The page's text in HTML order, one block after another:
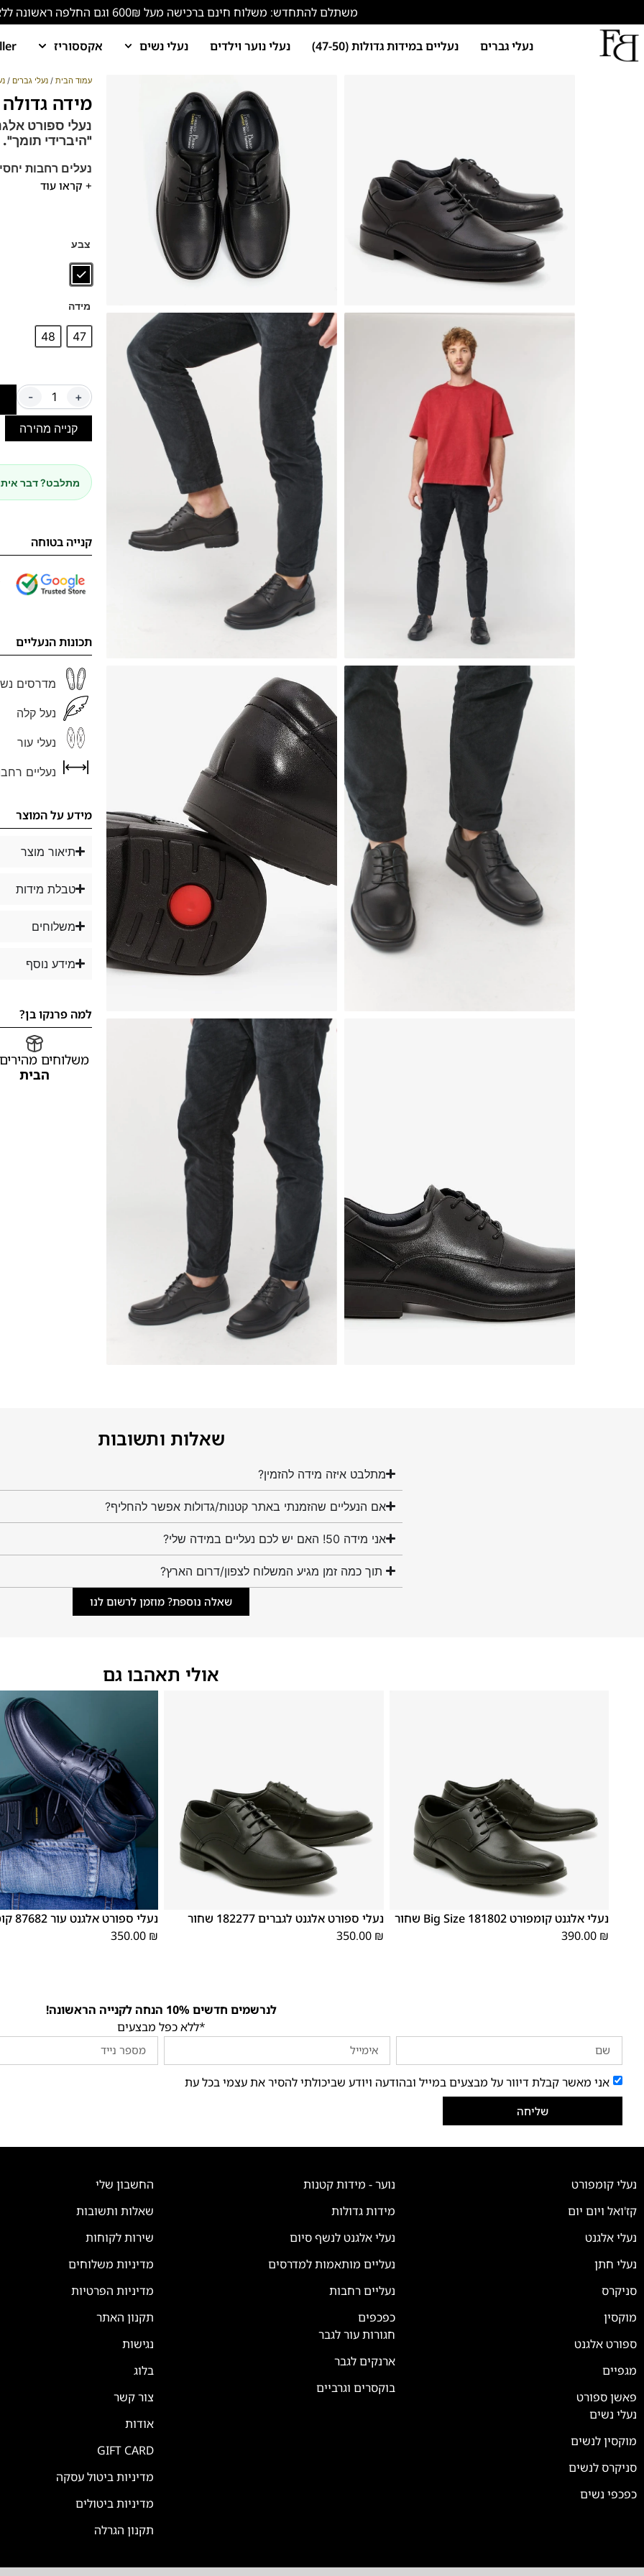
משתלם להתחדש: משלוח חינם ברכישה מעל 600₪ וגם החלפה ראשונה ללא עלות!
נעלי גברים נעליים במידות גדולות (47-50) נעלי נוער וילדים נעלי נשים אקססוריז
עמוד הבית / נעלי גברים /
מידה גדולה
נעלי ספורט
"היברידי תומך".
נעלים רחבות
מומלץ להליכה
+ קראו עוד
צבע
מידה
47
48
- +
קנייה מהירה
מתלבט? דבר
קנייה בטוחה
תכונות הנעליים
מדרסים
נעל קלה
נעלי עור
נעליים
מידע על המוצר
תיאור מוצר
טבלת מידות
משלוחים
מידע נוסף
למה פרנקו בן?
משלוחים
הבית
שאלות ותשובות
מתלבט איזה מידה להזמין?
אם הנעליים שהזמנתי באתר קטנות/גדולות אפשר להחליף?
אני מידה 50! האם יש לכם נעליים במידה שלי?
תוך כמה זמן מגיע המשלוח לצפון/דרום הארץ?
שאלה נוספת? מוזמן לרשום לנו
אולי תאהבו גם
נעלי אלגנט קומפורט 181802 Big Size שחור
390.00 ₪
נעלי ספורט אלגנט לגברים 182277 שחור
350.00 ₪
40
41
42
43
44
45
46
נעלי ספורט אלגנט עור 87682 קומפורט שחור
350.00 ₪
לנרשמים חדשים 10% הנחה לקנייה הראשונה!
*ללא כפל מבצעים
אני מאשר קבלת דיוור על מבצעים במייל ובהודעה ויודע שביכולתי להסיר את עצמי בכל עת
שליחה
נעלי קומפורט
קז'ואל ויום יום
נעלי אלגנט
נעלי חתן
סניקרס
מוקסין
ספורט אלגנט
מגפיים
פאשן ספורט
נעלי נשים
מוקסין לנשים
סניקרס לנשים
כפכפי נשים
נוער - מידות קטנות
מידות גדולות
נעלי אלגנט לנשף סיום
נעליים מותאמות למדרסים
נעליים רחבות
כפכפים
חגורות עור לגבר
ארנקים לגבר
בוקסרים וגרביים
החשבון שלי
שאלות ותשובות
שירות לקוחות
מדיניות משלוחים
מדיניות הפרטיות
תקנון האתר
נגישות
בלוג
צור קשר
אודות
GIFT CARD
מדיניות ביטול עסקה
מדיניות ביטולים
תקנון הגרלה